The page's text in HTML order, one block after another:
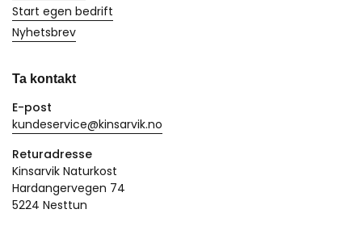
Start egen bedrift
Nyhetsbrev
Ta kontakt
E-post
kundeservice@kinsarvik.no
Returadresse
Kinsarvik Naturkost
Hardangervegen 74
5224 Nesttun